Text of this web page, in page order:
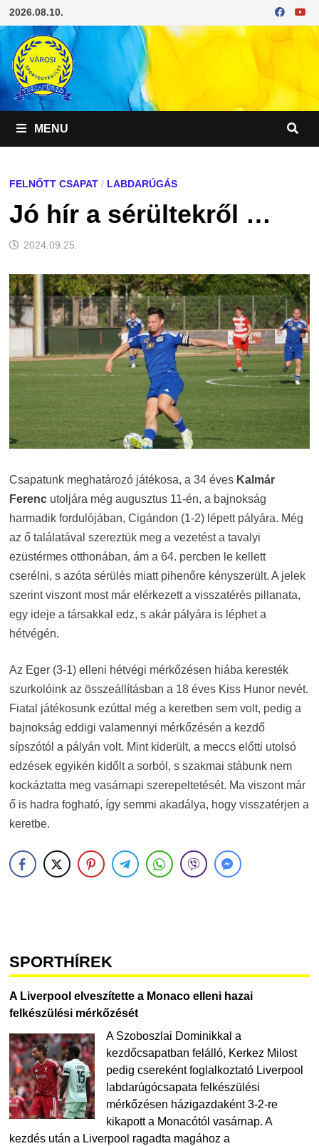
Skip
to
content
2026.08.10.
MENU
FELNŐTT CSAPAT/ LABDARÚGÁS
Jó hír a sérültekről …
2024.09.25.
Csapatunk meghatározó játékosa, a 34 éves Kalmár
Ferencutoljára még augusztus 11-én, a bajnokság
harmadik fordulójában, Cigándon (1-2) lépett pályára. Még
az ő találatával szereztük meg a vezetést a tavalyi
ezüstérmes otthonában, ám a 64. percben le kellett
cserélni, s azóta sérülés miatt pihenőre kényszerült. A jelek
szerint viszont most már elérkezett a visszatérés pillanata,
egy ideje a társakkal edz, s akár pályára is léphet a
hétvégén.
Az Eger (3-1) elleni hétvégi mérkőzésen hiába keresték
szurkolóink az összeállításban a 18 éves Kiss Hunor nevét.
Fiatal játékosunk ezúttal még a keretben sem volt, pedig a
bajnokság eddigi valamennyi mérkőzésén a kezdő
sípszótól a pályán volt. Mint kiderült, a meccs előtti utolsó
edzések egyikén kidőlt a sorból, s szakmai stábunk nem
kockáztatta meg vasárnapi szerepeltetését. Ma viszont már
ő is hadra fogható, így semmi akadálya, hogy visszatérjen a
keretbe.
SPORTHÍREK
A Liverpool elveszítette a Monaco elleni hazai
felkészülési mérkőzését
A Szoboszlai Dominikkal a
kezdőcsapatban felálló, Kerkez Milost
pedig csereként foglalkoztató Liverpool
labdarúgócsapata felkészülési
mérkőzésen házigazdaként 3-2-re
kikapott a Monacótól vasárnap. A
kezdés után a Liverpool ragadta magához a